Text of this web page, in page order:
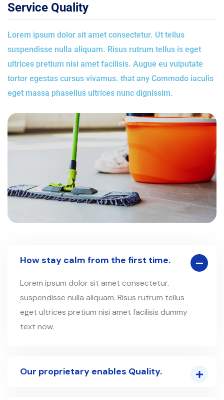
Service Quality
Lorem ipsum dolor sit amet consectetur. Ut tellus
suspendisse nulla aliquam. Risus rutrum tellus is eget
ultrices pretium nisi amet facilisis. Augue eu vulputate
tortor egestas cursus vivamus. that any Commodo iaculis
eget massa phasellus ultrices nunc dignissim.
How stay calm from the first time.
Lorem ipsum dolor sit amet consectetur.
suspendisse nulla aliquam. Risus rutrum tellus
eget ultrices pretium nisi amet facilisis dummy
text now.
Our proprietary enables Quality.